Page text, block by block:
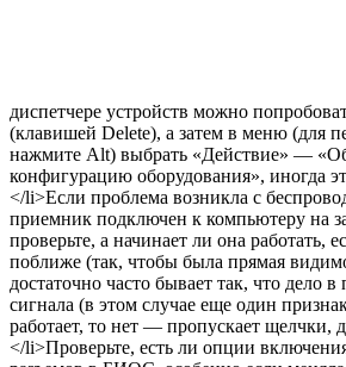
диспетчере устройств можно
(клавишей Delete), а затем в меню (для
нажмите Alt) выбрать «Действие» —
конфигурацию оборудования», иногда
</li>Если проблема возникла с
приемник подключен к компьютеру на
проверьте, а начинает ли она работать,
поближе (так, чтобы была прямая
достаточно часто бывает так, что дело
сигнала (в этом случае еще один
работает, то нет — пропускает щелчки,
</li>Проверьте, есть ли опции